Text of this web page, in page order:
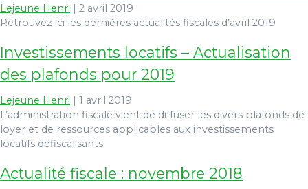
Lejeune Henri
2 avril 2019
Retrouvez ici les dernières actualités fiscales d’avril 2019
Investissements locatifs – Actualisation
des plafonds pour 2019
Lejeune Henri
1 avril 2019
L’administration fiscale vient de diffuser les divers plafonds de
loyer et de ressources applicables aux investissements
locatifs défiscalisants.
Actualité fiscale : novembre 2018